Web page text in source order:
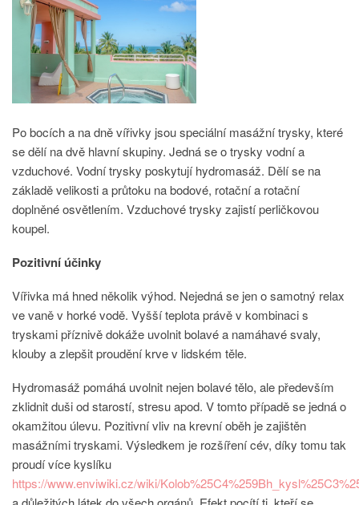
Po bocích a na dně vířivky jsou speciální masážní trysky, které
se dělí na dvě hlavní skupiny. Jedná se o trysky vodní a
vzduchové. Vodní trysky poskytují hydromasáž. Dělí se na
základě velikosti a průtoku na bodové, rotační a rotační
doplněné osvětlením. Vzduchové trysky zajistí perličkovou
koupel.
Pozitivní účinky
Vířivka má hned několik výhod. Nejedná se jen o samotný relax
ve vaně v horké vodě. Vyšší teplota právě v kombinaci s
tryskami příznivě dokáže uvolnit bolavé a namáhavé svaly,
klouby a zlepšit proudění krve v lidském těle.
Hydromasáž pomáhá uvolnit nejen bolavé tělo, ale především
zklidnit duši od starostí, stresu apod. V tomto případě se jedná o
okamžitou úlevu. Pozitivní vliv na krevní oběh je zajištěn
masážními tryskami. Výsledkem je rozšíření cév, díky tomu tak
proudí více kyslíku
https://www.enviwiki.cz/wiki/